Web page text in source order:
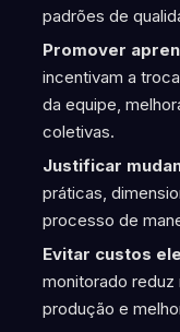
padrões de
Promover
incentivam a
da equipe,
coletivas.
Justificar
práticas,
processo de
Evitar custos
monitorado reduz
produção e